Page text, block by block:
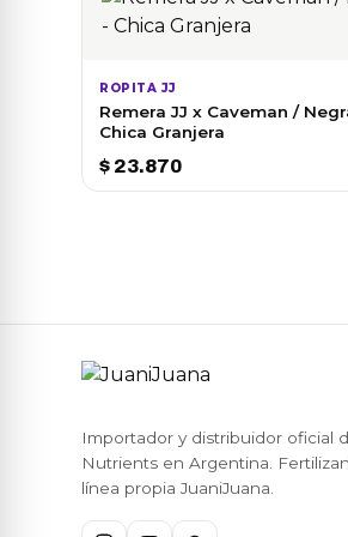
ROPITA JJ
Remera JJ x Caveman /
Chica Granjera
$ 23.870
Importador y distribuidor oficial
Nutrients en Argentina.
línea propia JuaniJuana.